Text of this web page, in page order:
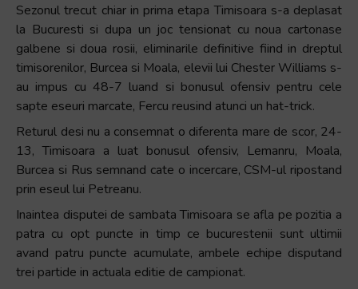
Sezonul trecut chiar in prima etapa Timisoara s-a deplasat
la Bucuresti si dupa un joc tensionat cu noua cartonase
galbene si doua rosii, eliminarile definitive fiind in dreptul
timisorenilor, Burcea si Moala, elevii lui Chester Williams s-
au impus cu 48-7 luand si bonusul ofensiv pentru cele
sapte eseuri marcate, Fercu reusind atunci un hat-trick.
Returul desi nu a consemnat o diferenta mare de scor, 24-
13, Timisoara a luat bonusul ofensiv, Lemanru, Moala,
Burcea si Rus semnand cate o incercare, CSM-ul ripostand
prin eseul lui Petreanu.
Inaintea disputei de sambata Timisoara se afla pe pozitia a
patra cu opt puncte in timp ce bucurestenii sunt ultimii
avand patru puncte acumulate, ambele echipe disputand
trei partide in actuala editie de campionat.